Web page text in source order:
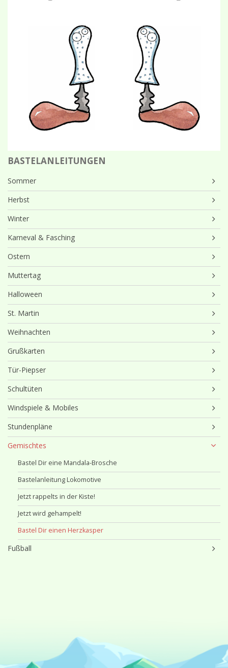
BASTELANLEITUNGEN
Sommer
Herbst
Winter
Karneval & Fasching
Ostern
Muttertag
Halloween
St. Martin
Weihnachten
Grußkarten
Tür-Piepser
Schultüten
Windspiele & Mobiles
Stundenpläne
Gemischtes
Bastel Dir eine Mandala-Brosche
Bastelanleitung Lokomotive
Jetzt rappelts in der Kiste!
Jetzt wird gehampelt!
Bastel Dir einen Herzkasper
Fußball